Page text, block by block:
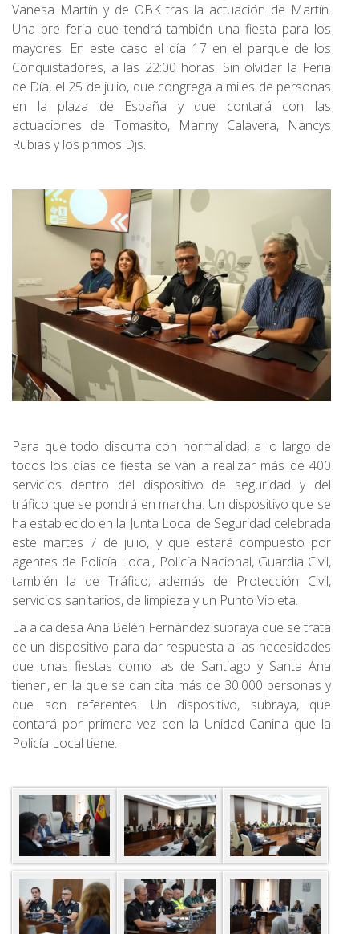
Vanesa Martín y de OBK tras la actuación de Martín.
Una pre feria que tendrá también una fiesta para los
mayores. En este caso el día 17 en el parque de los
Conquistadores, a las 22:00 horas. Sin olvidar la Feria
de Día, el 25 de julio, que congrega a miles de personas
en la plaza de España y que contará con las
actuaciones de Tomasito, Manny Calavera, Nancys
Rubias y los primos Djs.
Para que todo discurra con normalidad, a lo largo de
todos los días de fiesta se van a realizar más de 400
servicios dentro del dispositivo de seguridad y del
tráfico que se pondrá en marcha. Un dispositivo que se
ha establecido en la Junta Local de Seguridad celebrada
este martes 7 de julio, y que estará compuesto por
agentes de Policía Local, Policía Nacional, Guardia Civil,
también la de Tráfico; además de Protección Civil,
servicios sanitarios, de limpieza y un Punto Violeta.
La alcaldesa Ana Belén Fernández subraya que se trata
de un dispositivo para dar respuesta a las necesidades
que unas fiestas como las de Santiago y Santa Ana
tienen, en la que se dan cita más de 30.000 personas y
que son referentes. Un dispositivo, subraya, que
contará por primera vez con la Unidad Canina que la
Policía Local tiene.